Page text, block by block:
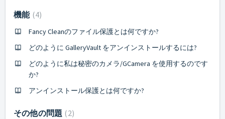
機能 4
Fancy Cleanのファイル保護とは何ですか?
どのように GalleryVault をアンインストールするには?
どのように私は秘密のカメラ/GCamera を使用するのです
か?
アンインストール保護とは何ですか?
その他の問題 2